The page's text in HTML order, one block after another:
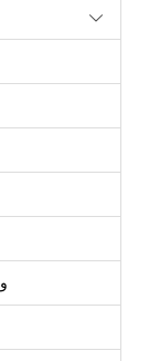
オンラインレッスン💻٩(ˊᗜˋ*)و